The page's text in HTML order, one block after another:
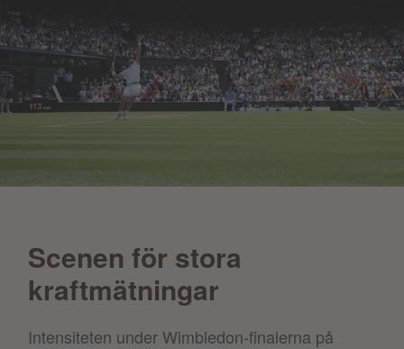
Scenen för stora
kraftmätningar
Intensiteten under Wimbledon-finalerna på